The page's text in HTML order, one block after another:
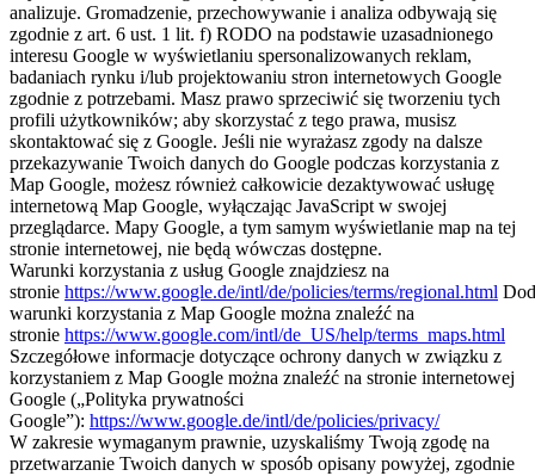
analizuje. Gromadzenie, przechowywanie i analiza odbywają się
zgodnie z art. 6 ust. 1 lit. f) RODO na podstawie uzasadnionego
interesu Google w wyświetlaniu spersonalizowanych reklam,
badaniach rynku i/lub projektowaniu stron internetowych Google
zgodnie z potrzebami. Masz prawo sprzeciwić się tworzeniu tych
profili użytkowników; aby skorzystać z tego prawa, musisz
skontaktować się z Google. Jeśli nie wyrażasz zgody na dalsze
przekazywanie Twoich danych do Google podczas korzystania z
Map Google, możesz również całkowicie dezaktywować usługę
internetową Map Google, wyłączając JavaScript w swojej
przeglądarce. Mapy Google, a tym samym wyświetlanie map na tej
stronie internetowej, nie będą wówczas dostępne.
Warunki korzystania z usług Google znajdziesz na
stronie https://www.google.de/intl/de/policies/terms/regional.html
warunki korzystania z Map Google można znaleźć na
stronie https://www.google.com/intl/de_US/help/terms_maps.html
Szczegółowe informacje dotyczące ochrony danych w związku z
korzystaniem z Map Google można znaleźć na stronie internetowej
Google („Polityka prywatności
Google”): https://www.google.de/intl/de/policies/privacy/
W zakresie wymaganym prawnie, uzyskaliśmy Twoją zgodę na
przetwarzanie Twoich danych w sposób opisany powyżej, zgodnie